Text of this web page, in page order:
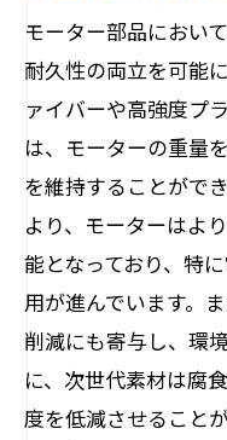
モーター部品におい
耐久性の両立を可能
ァイバーや高強度プ
は、モーターの重量
を維持することがで
より、モーターはよ
能となっており、特
用が進んでいます。
削減にも寄与し、環
に、次世代素材は腐
度を低減させること